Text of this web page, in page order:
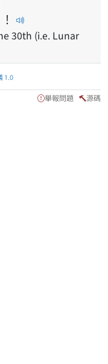
！
30th (i.e. Lunar
1.0
舉報問題 源碼